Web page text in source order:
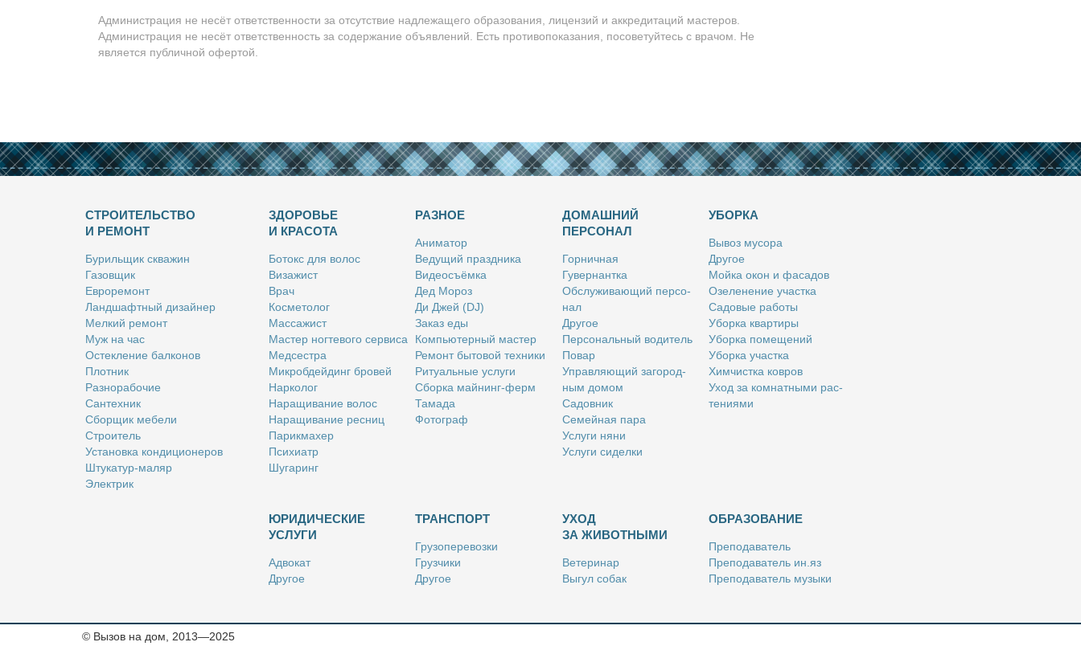
Администрация не несёт ответственности за отсутствие надлежащего образования, лицензий и аккредитаций мастеров.
Администрация не несёт ответственность за содержание объявлений. Есть противопоказания, посоветуйтесь с врачом. Не
является публичной офертой.
СТРОИТЕЛЬСТВО
И РЕМОНТ
Бу­риль­щик сква­жин
Га­зов­щик
Ев­ро­ре­монт
Ланд­шафт­ный ди­зай­нер
Мел­кий ре­монт
Муж на час
Остек­ле­ние бал­ко­нов
Плот­ник
Раз­но­ра­бо­чие
Сан­тех­ник
Сбор­щик ме­бе­ли
Стро­и­тель
Уста­нов­ка кон­ди­ци­о­не­ров
Шту­ка­тур-ма­ляр
Элек­трик
ЗДОРОВЬЕ
И КРАСОТА
Бо­токс для во­лос
Ви­за­жист
Врач
Кос­ме­то­лог
Мас­са­жист
Ма­стер ног­те­во­го сер­ви­са
Мед­сест­ра
Мик­роб­дей­динг бро­вей
Нар­ко­лог
На­ра­щи­ва­ние во­лос
На­ра­щи­ва­ние рес­ниц
Па­рик­махер
Пси­хи­атр
Шу­га­ринг
РАЗНОЕ
Ани­ма­тор
Ве­ду­щий празд­ни­ка
Ви­део­съём­ка
Дед Мо­роз
Ди Джей (DJ)
За­каз еды
Ком­пью­тер­ный ма­стер
Ре­монт бы­то­вой тех­ни­ки
Ри­ту­аль­ные услу­ги
Сбор­ка май­нинг-ферм
Та­ма­да
Фо­то­граф
ДОМАШНИЙ
ПЕРСОНАЛ
Гор­нич­ная
Гу­вер­нант­ка
Об­слу­жи­ва­ю­щий пер­со­
нал
Дру­гое
Пер­со­наль­ный во­ди­тель
По­вар
Управ­ля­ю­щий за­го­род­
ным до­мом
Са­дов­ник
Се­мей­ная па­ра
Услу­ги ня­ни
Услу­ги си­дел­ки
УБОРКА
Вы­воз му­со­ра
Дру­гое
Мой­ка окон и фа­са­дов
Озе­ле­не­ние участ­ка
Са­до­вые ра­бо­ты
Убор­ка квар­ти­ры
Убор­ка по­ме­ще­ний
Убор­ка участ­ка
Хим­чист­ка ков­ров
Уход за ком­нат­ны­ми рас­
те­ни­я­ми
ЮРИДИЧЕСКИЕ
УСЛУГИ
Адво­кат
Дру­гое
Ри­эл­тор
ТРАНСПОРТ
Гру­зо­пе­ре­воз­ки
Груз­чи­ки
Дру­гое
Так­си
УХОД
ЗА ЖИВОТНЫМИ
Ве­те­ри­нар
Вы­гул со­бак
Стриж­ка жи­вот­ных
ОБРАЗОВАНИЕ
Пре­по­да­ва­тель
Пре­по­да­ва­тель ин.яз
Пре­по­да­ва­тель му­зы­ки
© Вызов на дом, 2013—2025